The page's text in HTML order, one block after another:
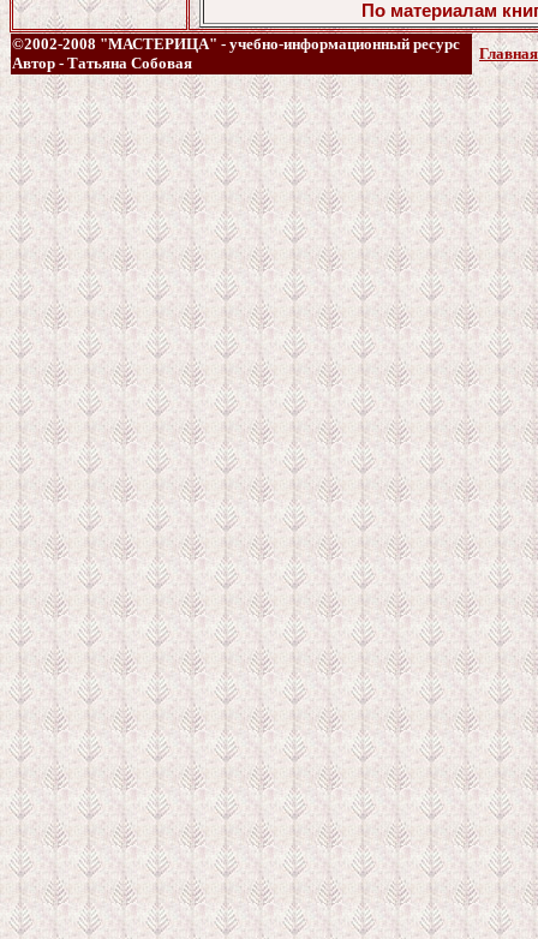
По материалам
©2002-2008 "МАСТЕРИЦА" - учебно-информационный ресурс
Автор - Татьяна Собовая